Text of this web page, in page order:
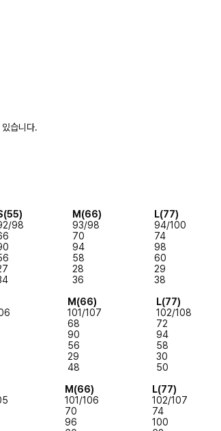
습니다.
M(66) L(77)
98
93/98 94/100
70 74
94 98
58 60
28 29
36 38
M(66) L(77)
101/107 102/108
68 72
90 94
56 58
29 30
48 50
M(66) L(77)
101/106 102/107
70 74
96 100